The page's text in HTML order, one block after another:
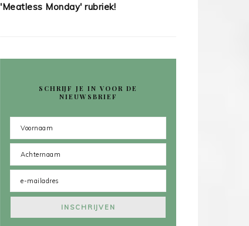
'Meatless Monday' rubriek!
SCHRIJF JE IN VOOR DE
NIEUWSBRIEF